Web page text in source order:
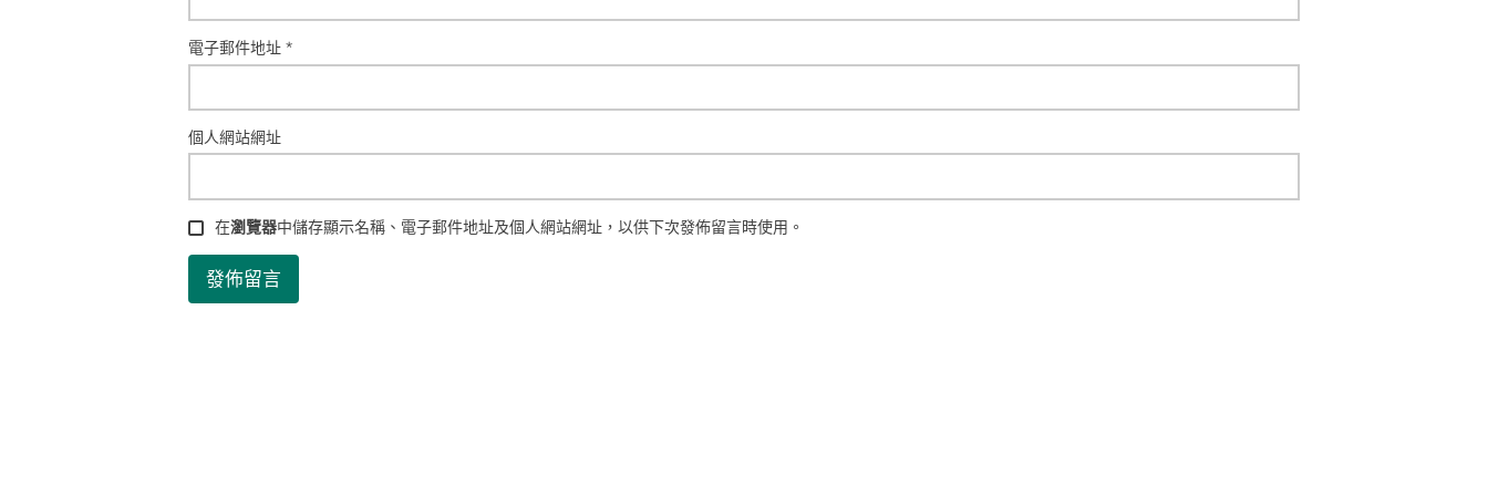
電子郵件地址 *
個人網站網址
在瀏覽器中儲存顯示名稱、電子郵件地址及個人網站網址，以供下次發佈留言時使用。